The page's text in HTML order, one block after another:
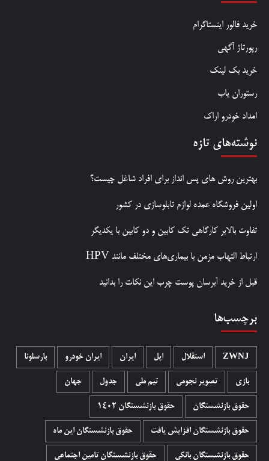
خرید فالور اینستاگرام
رپورتاژ آگهی
خرید بک لینک
رستوران یاب
امداد خودرو اراک
نوشته‌های تازه
بهترین روش‌ های پس‌ انداز برای افراد شاغل چیست؟
اولین فروشگاه عمده لوازم تابلوسازی در کشور
تفاوت بالابر کارگاهی تک کابین و دو کابین با یکدیگر
ارتباط التهاب مزمن با بیماری‌های مختلف مانند HPV
قبل از خرید آبرسان پوست چرب این نکات را بدانید
برچسب‌ها
ZWNJ استقلال اپل ایران ایران خودرو بارسلونا
بازی تصویر نجومی تیم ملی جدول جهان
حقوق بازنشستگان حقوق بازنشستگان 1402
حقوق بازنشستگان افزایش یافت حقوق بازنشستگان این ماه
حقوق بازنشستگان بانکی حقوق بازنشستگان تامین اجتماعی